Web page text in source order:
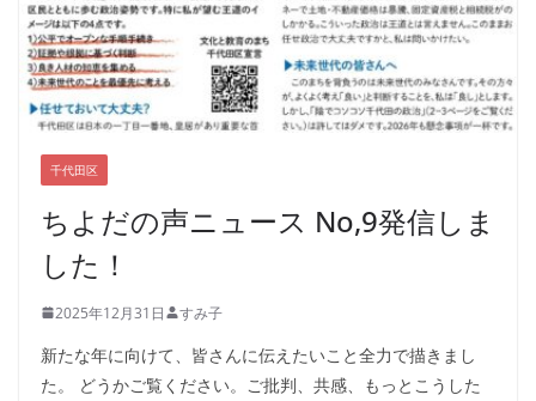
千代田区
ちよだの声ニュース No,9発信しま
した！
2025年12月31日 すみ子
新たな年に向けて、皆さんに伝えたいこと全力で描きまし
た。 どうかご覧ください。ご批判、共感、もっとこうした